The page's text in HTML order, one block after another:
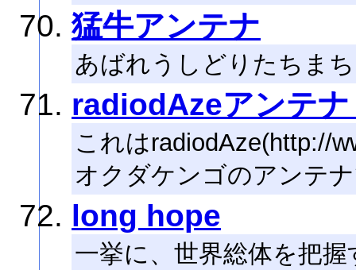
猛牛アンテナ
あばれうしどりたちま
radiodAzeアンテ
これはradiodAze(http://
オクダケンゴのアンテ
long hope
一挙に、世界総体を把